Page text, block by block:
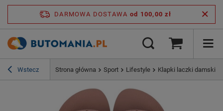
DARMOWA DOSTAWA od 100,00 zł
Wstecz Strona główna Sport Lifestyle Klapki laczki damskie